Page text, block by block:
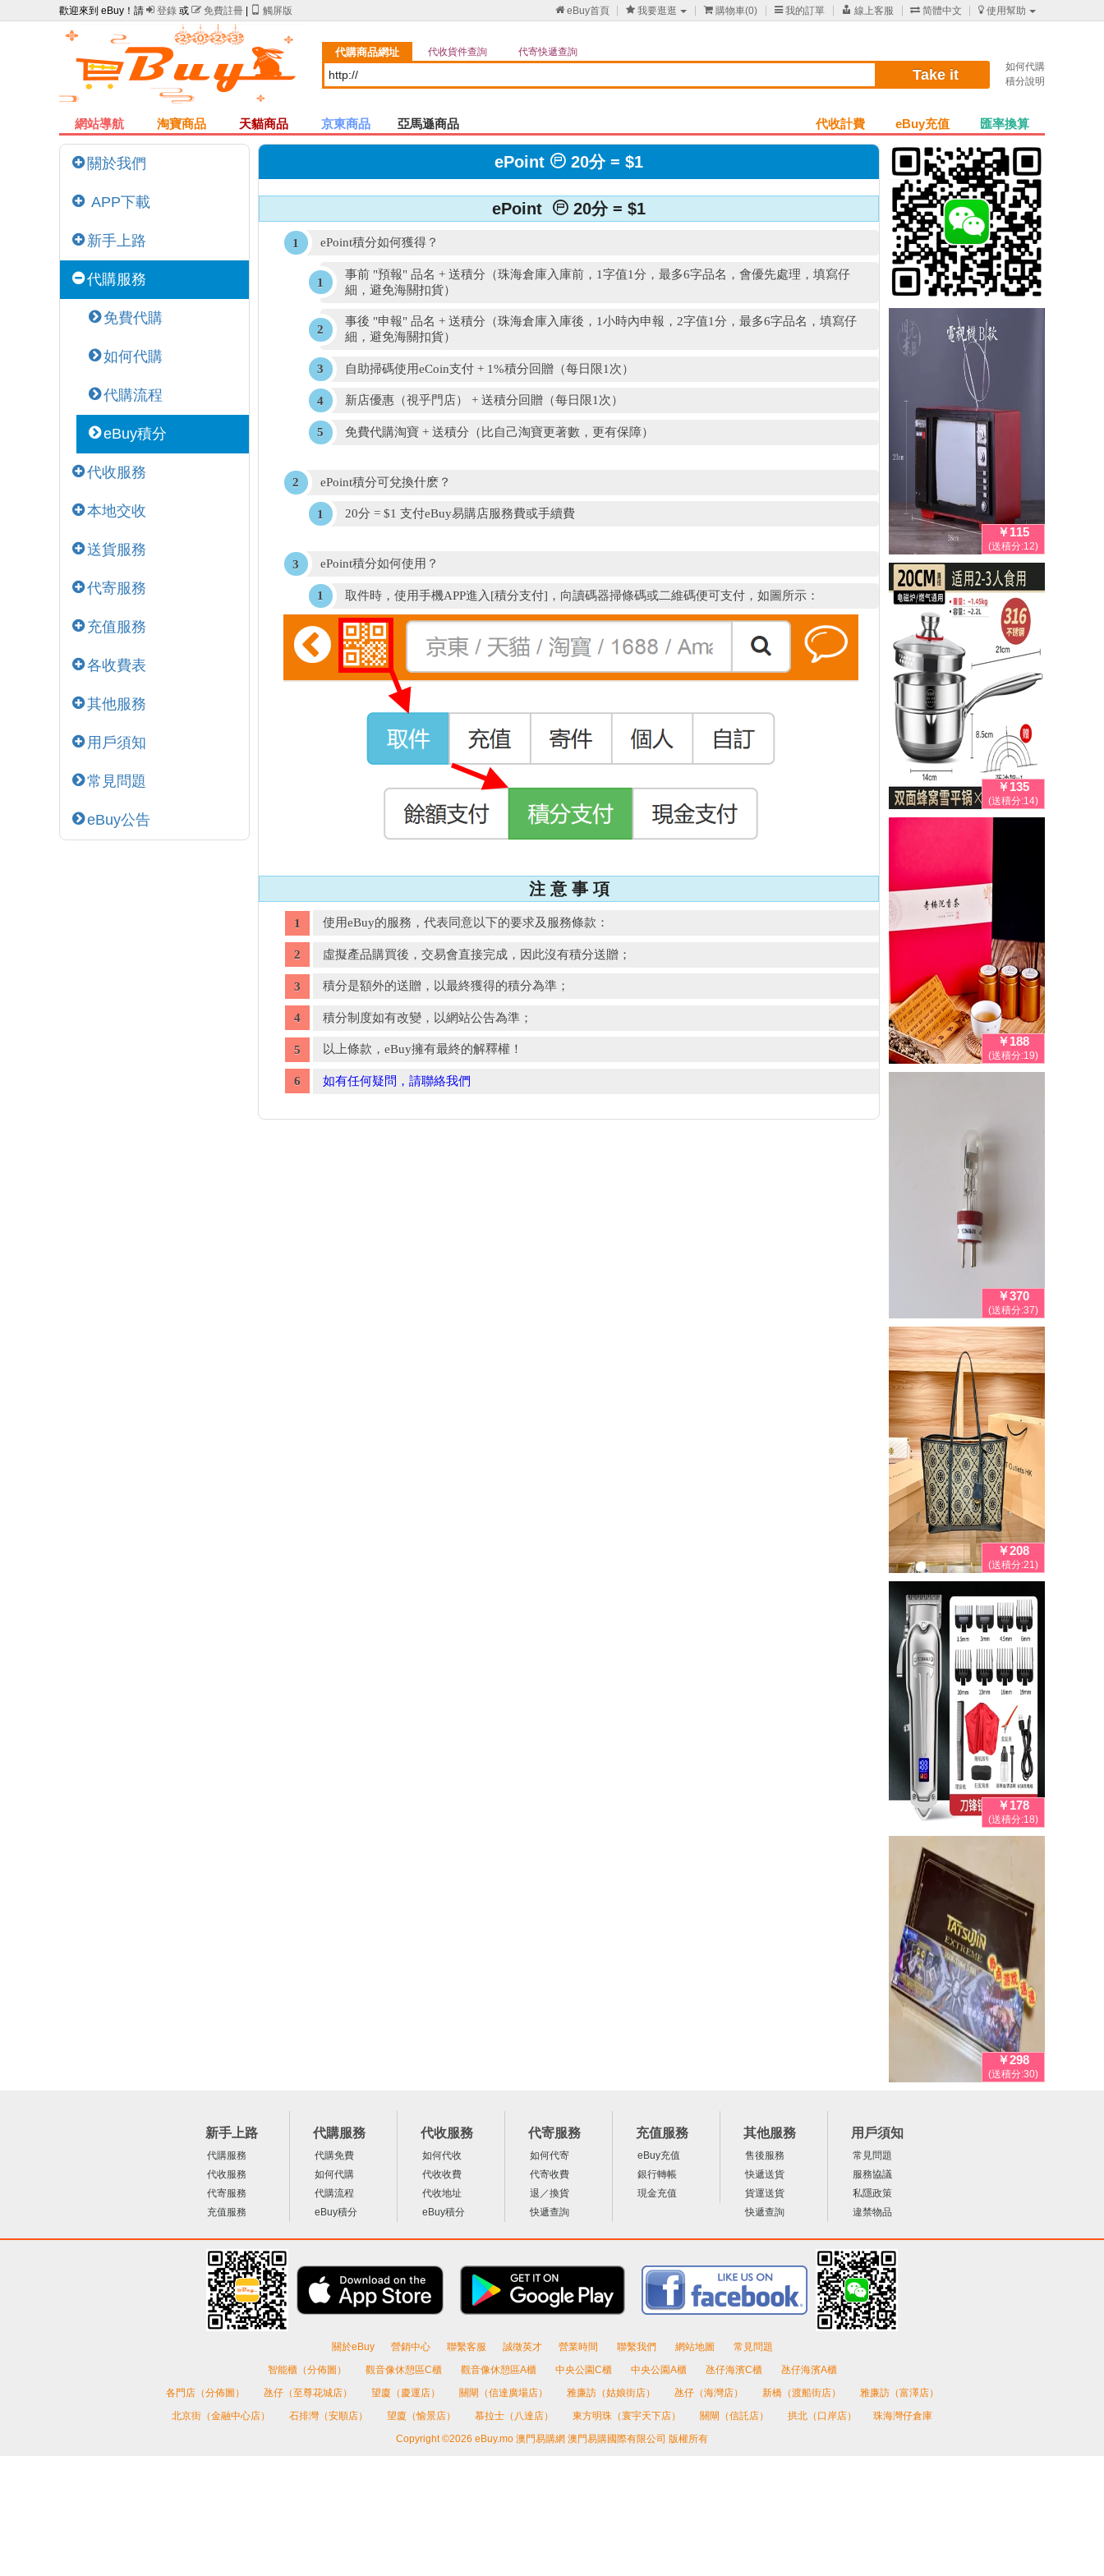
歡迎來到 eBuy！請  登錄 或  免費註冊 觸屏版 eBuy首頁  我要逛逛  購物車(0) 我的訂單  線上客服  简體中文  使用幫助
代購商品網址
Take it
如何代購
積分說明
代收貨件查詢 代寄快遞查詢
網站導航 淘寶商品 天貓商品 京東商品 亞馬遜商品 匯率換算
eBuy充值
代收計費
關於我們
APP下載
新手上路
代購服務
免費代購
如何代購
代購流程
eBuy積分
代收服務
本地交收
送貨服務
代寄服務
充值服務
各收費表
其他服務
用戶須知
常見問題
eBuy公告
ePoint  20分 = $1
ePoint  20分 = $1
ePoint積分如何獲得？
事前 "預報" 品名 + 送積分（珠海倉庫入庫前，1字值1分，最多6字品名，會優先處理，填寫仔
細，避免海關扣貨）
事後 "申報" 品名 + 送積分（珠海倉庫入庫後，1小時內申報，2字值1分，最多6字品名，填寫仔
細，避免海關扣貨）
自助掃碼使用eCoin支付 + 1%積分回贈（每日限1次）
新店優惠（視乎門店） + 送積分回贈（每日限1次）
免費代購淘寶 + 送積分（比自己淘寶更著數，更有保障）
ePoint積分可兌換什麽？
20分 = $1 支付eBuy易購店服務費或手續費
ePoint積分如何使用？
取件時，使用手機APP進入[積分支付]，向讀碼器掃條碼或二維碼便可支付，如圖所示：
注 意 事 項
使用eBuy的服務，代表同意以下的要求及服務條款：
虛擬產品購買後，交易會直接完成，因此沒有積分送贈；
積分是額外的送贈，以最終獲得的積分為準；
積分制度如有改變，以網站公告為準；
以上條款，eBuy擁有最終的解釋權！
如有任何疑問，請聯絡我們
￥115
(送積分:12)
￥135
(送積分:14)
￥188
(送積分:19)
￥370
(送積分:37)
￥208
(送積分:21)
￥178
(送積分:18)
￥298
(送積分:30)
新手上路
代購服務
代收服務
代寄服務
充值服務
代購服務
代購免費
如何代購
代購流程
eBuy積分
代收服務
如何代收
代收收費
代收地址
eBuy積分
代寄服務
如何代寄
代寄收費
退／換貨
快遞查詢
充值服務
eBuy充值
銀行轉帳
現金充值
其他服務
售後服務
快遞送貨
貨運送貨
快遞查詢
用戶須知
常見問題
服務協議
私隱政策
違禁物品
關於eBuy 營銷中心 聯繫客服 誠徵英才 營業時間 聯繫我們 網站地圖
常見問題
智能櫃（分佈圖）
觀音像休憩區C櫃 觀音像休憩區A櫃 中央公園C櫃 中央公園A櫃 氹仔海濱C櫃
氹仔海濱A櫃
各門店（分佈圖）
氹仔（至尊花城店） 望廈（慶運店） 關閘（信達廣場店） 雅廉訪（姑娘街店） 氹仔（海灣店） 新橋（渡船街店）
雅廉訪（富澤店）
北京街（金融中心店）
石排灣（安順店） 望廈（愉景店） 慕拉士（八達店） 東方明珠（寰宇天下店） 關閘（信託店） 拱北（口岸店）
珠海灣仔倉庫
Copyright ©2026 eBuy.mo 澳門易購網 澳門易購國際有限公司 版權所有